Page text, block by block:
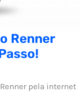
Renner
pela internet